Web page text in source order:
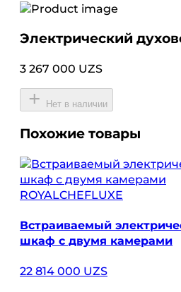
Электрический
3 267 000 UZS
Нет в наличии
Похожие товары
ROYALCHEFLUXE
Встраиваемый
шкаф с двумя камерами
22 814 000 UZS